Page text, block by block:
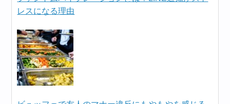
レスになる理由